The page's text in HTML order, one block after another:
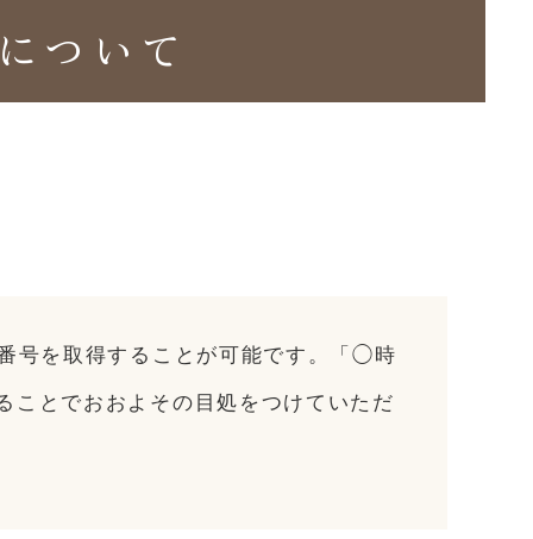
ついて
号を取得することが可能です。「◯時
とでおおよその目処をつけていただ